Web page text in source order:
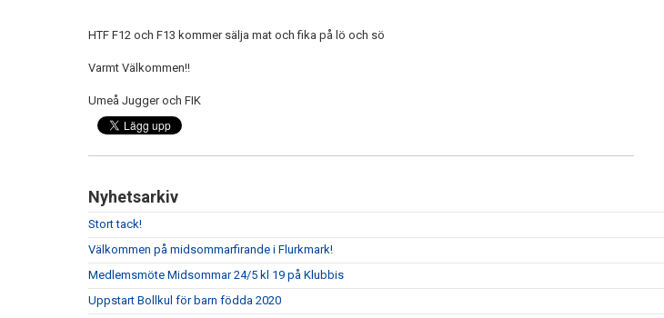
HTF F12 och F13 kommer sälja mat och fika på lö och sö
Varmt Välkommen!!
Umeå Jugger och FIK
Nyhetsarkiv
Stort tack!
Välkommen på midsommarfirande i Flurkmark!
Medlemsmöte Midsommar 24/5 kl 19 på Klubbis
Uppstart Bollkul för barn födda 2020